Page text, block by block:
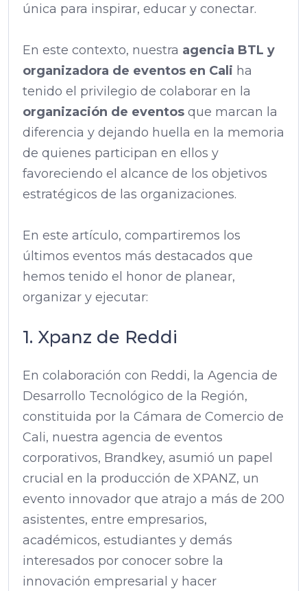
única para inspirar, educar y conectar.
En este contexto, nuestra agencia BTL y
organizadora de eventos en Cali ha
tenido el privilegio de colaborar en la
organización de eventos que marcan la
diferencia y dejando huella en la memoria
de quienes participan en ellos y
favoreciendo el alcance de los objetivos
estratégicos de las organizaciones.
En este artículo, compartiremos los
últimos eventos más destacados que
hemos tenido el honor de planear,
organizar y ejecutar:
1. Xpanz de Reddi
En colaboración con Reddi, la Agencia de
Desarrollo Tecnológico de la Región,
constituida por la Cámara de Comercio de
Cali, nuestra agencia de eventos
corporativos, Brandkey, asumió un papel
crucial en la producción de XPANZ, un
evento innovador que atrajo a más de 200
asistentes, entre empresarios,
académicos, estudiantes y demás
interesados por conocer sobre la
innovación empresarial y hacer